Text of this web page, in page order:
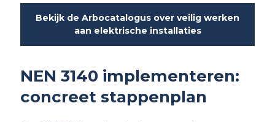
Bekijk de Arbocatalogus over veilig werken
aan elektrische installaties
NEN 3140 implementeren:
concreet stappenplan